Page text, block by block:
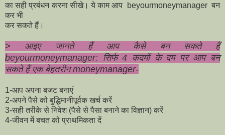
का सही प्रबंधन करना सीखे। ये काम आप beyourmoneymanager बन
कर भी
कर सकते हैं।
> आइए जानते हैं आप कैसे बन सकते हैं
beyourmoneymanager: सिर्फ 4 कदमों के दम पर आप बन
सकते हैं एक बेहतरीन moneymanager-
1-आप अपना बजट बनाएं
2-अपने पैसे को बुद्धिमानीपूर्वक खर्च करें
3-सही तरीके से निवेश (पैसे से पैसा बनाने का विज्ञान) करें
4-जीवन में बचत को प्राथमिकता दें